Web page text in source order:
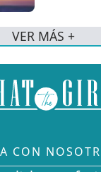
VER MÁS +
CON